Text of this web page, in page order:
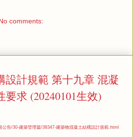
comments:
設計規範 第十九章 混凝
求 (20240101生效)
告/30-建築管理篇/38347-建築物混凝土結構設計規範.html